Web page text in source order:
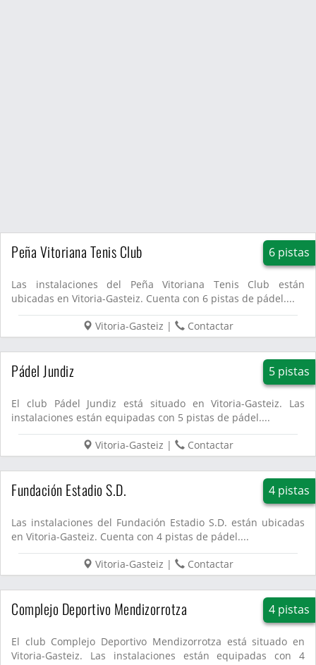
Peña Vitoriana Tenis Club 6 pistas
Las instalaciones del Peña Vitoriana Tenis Club están
ubicadas en Vitoria-Gasteiz. Cuenta con 6 pistas de pádel....
Vitoria-Gasteiz | Contactar
Pádel Jundiz 5 pistas
El club Pádel Jundiz está situado en Vitoria-Gasteiz. Las
instalaciones están equipadas con 5 pistas de pádel....
Vitoria-Gasteiz | Contactar
Fundación Estadio S.D. 4 pistas
Las instalaciones del Fundación Estadio S.D. están ubicadas
en Vitoria-Gasteiz. Cuenta con 4 pistas de pádel....
Vitoria-Gasteiz | Contactar
Complejo Deportivo Mendizorrotza 4 pistas
El club Complejo Deportivo Mendizorrotza está situado en
Vitoria-Gasteiz. Las instalaciones están equipadas con 4